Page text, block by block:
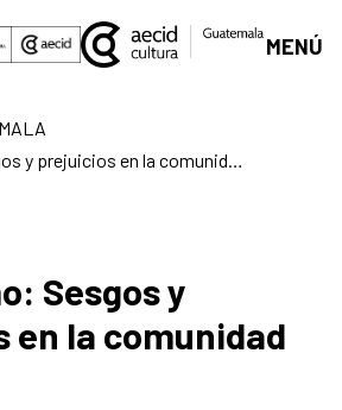
MENÚ
Sesgos y
en la comunidad